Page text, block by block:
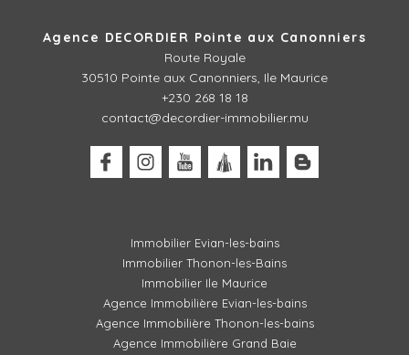
Agence DECORDIER Pointe aux Canonniers
Route Royale
30510 Pointe aux Canonniers, Ile Maurice
+230 268 18 18
contact@decordier-immobilier.mu
Immobilier Evian-les-bains
Immobilier Thonon-les-Bains
Immobilier Ile Maurice
Agence Immobilière Evian-les-bains
Agence Immobilière Thonon-les-bains
Agence Immobilière Grand Baie